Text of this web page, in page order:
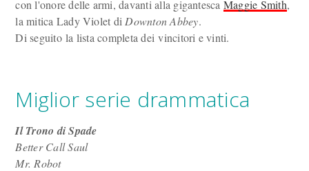
con l'onore delle armi, davanti alla gigantesca Maggie Smith,
la mitica Lady Violet di Downton Abbey.
Di seguito la lista completa dei vincitori e vinti.
Miglior serie drammatica
Il Trono di Spade
Better Call Saul
Mr. Robot